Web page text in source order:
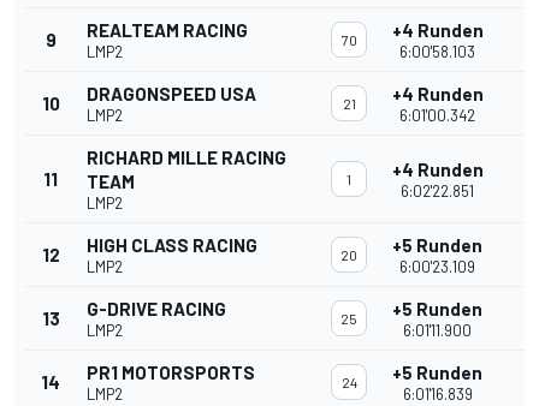
9 REALTEAM RACING
LMP2
70 +4 Runden
6:00'58.103
10 DRAGONSPEED USA
LMP2
21 +4 Runden
6:01'00.342
11
RICHARD MILLE RACING
TEAM
LMP2
1 +4 Runden
6:02'22.851
12 HIGH CLASS RACING
LMP2
20 +5 Runden
6:00'23.109
13 G-DRIVE RACING
LMP2
25 +5 Runden
6:01'11.900
14 PR1 MOTORSPORTS
LMP2
24 +5 Runden
6:01'16.839